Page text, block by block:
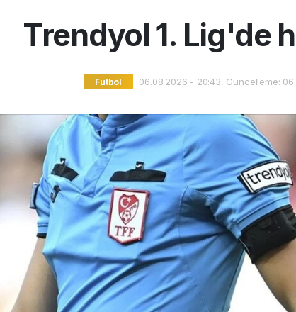
Trendyol 1. Lig'de
Futbol 06.08.2026 - 20:43, Güncelleme: